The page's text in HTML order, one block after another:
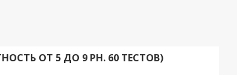
ОТ 5 ДО 9 PH. 60 ТЕСТОВ)